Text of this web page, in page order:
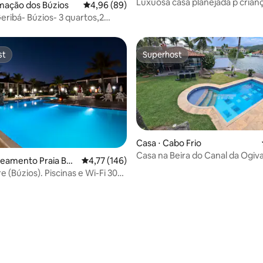
dos Búzios 4,96 de uma avaliação média de 5, 89
4,96 (89)
Búzios- 3 quartos,2
Praia Bai
4,77 de uma avaliação média de 5, 146
4,77 (146)
(Búzios). Piscinas e Wi-Fi 300
Superhost
Superhost
Casa ⋅ Cabo Frio
Casa na Beira do Canal da